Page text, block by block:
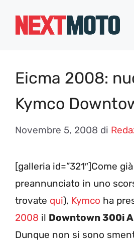
Eicma 2008:
Kymco
Novembre 5, 2008 di
[galleria id=”321″]Come
preannunciato in uno
trovate qui), Kymco ha
2008 il Downtown 300i
Dunque non si sono